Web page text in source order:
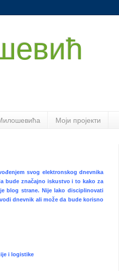
Моји пројекти
svog elektronskog dnevnika
bude značajno iskustvo i to kako za
blog strane. Nije lako disciplinovati
dnevnik ali može da bude korisno
i logistike